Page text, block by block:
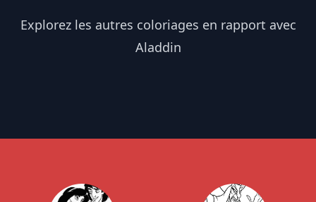
Explorez les autres coloriages en rapport avec
Aladdin